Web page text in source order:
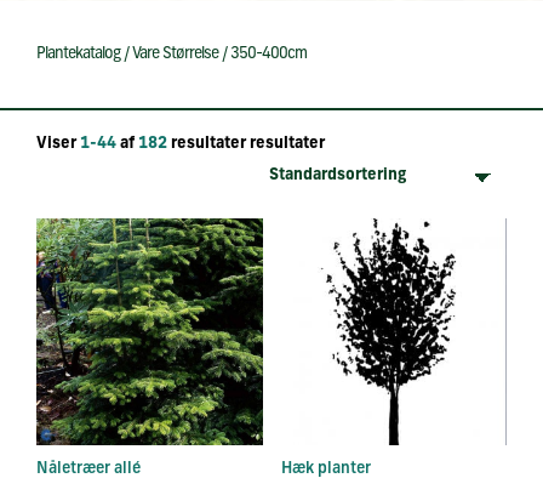
Plantekatalog/Vare Størrelse/ 350-400cm
Viser1-44 af 182 resultater resultater
Nåletræer allé Hæk planter